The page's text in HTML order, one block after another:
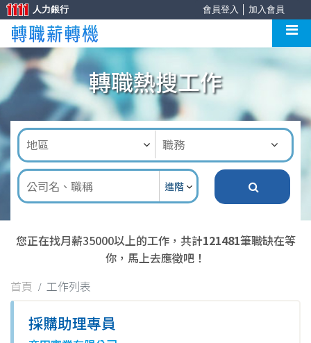
會員登入 加入會員
人力銀行
轉職熱搜工作
進階
您正在找月薪35000以上的工作，共計121481筆職缺在等
你，馬上去應徵吧！
首頁
工作列表
採購助理專員